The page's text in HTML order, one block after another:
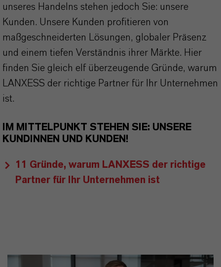
unseres Handelns stehen jedoch Sie: unsere
Kunden. Unsere Kunden profitieren von
maßgeschneiderten Lösungen, globaler Präsenz
und einem tiefen Verständnis ihrer Märkte. Hier
finden Sie gleich elf überzeugende Gründe, warum
LANXESS der richtige Partner für Ihr Unternehmen
ist.
IM MITTELPUNKT STEHEN SIE: UNSERE
KUNDINNEN UND KUNDEN!
11 Gründe, warum LANXESS der richtige
Partner für Ihr Unternehmen ist